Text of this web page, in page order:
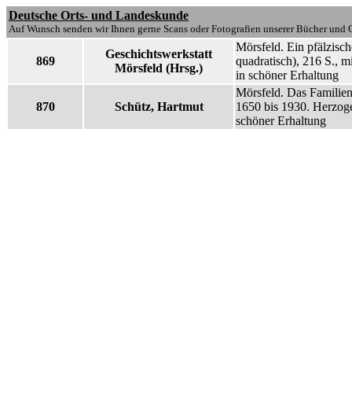
Deutsche Orts- und Landeskunde
Auf Wunsch senden wir Ihnen gerne Scans oder Fotografien unserer Bücher und
869
Geschichtswerkstatt
Mörsfeld (Hrsg.)
Mörsfeld. Ein
quadratisch), 216 S.,
in schöner Erhaltung
870 Schütz, Hartmut
Mörsfeld. Das
1650 bis 1930.
schöner Erhaltung